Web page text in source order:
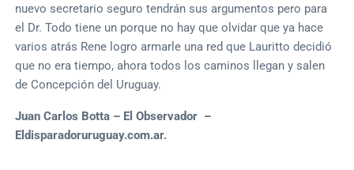
nuevo secretario seguro tendrán sus argumentos pero para
el Dr. Todo tiene un porque no hay que olvidar que ya hace
varios atrás Rene logro armarle una red que Lauritto decidió
que no era tiempo, ahora todos los caminos llegan y salen
de Concepción del Uruguay.
Juan Carlos Botta – El Observador –
Eldisparadoruruguay.com.ar.